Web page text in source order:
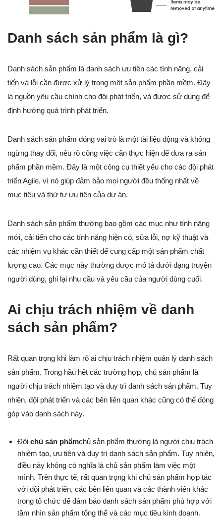
Danh sách sản phẩm là gì?
Danh sách sản phẩm là danh sách ưu tiên các tính năng, cải
tiến và lỗi cần được xử lý trong một sản phẩm phần mềm. Đây
là nguồn yêu cầu chính cho đội phát triển, và được sử dụng để
định hướng quá trình phát triển.
Danh sách sản phẩm đóng vai trò là một tài liệu động và không
ngừng thay đổi, nêu rõ công việc cần thực hiện để đưa ra sản
phẩm phần mềm. Đây là một công cụ thiết yếu cho các đội phát
triển Agile, vì nó giúp đảm bảo mọi người đều thống nhất về
mục tiêu và thứ tự ưu tiên của dự án.
Danh sách sản phẩm thường bao gồm các mục như tính năng
mới, cải tiến cho các tính năng hiện có, sửa lỗi, nợ kỹ thuật và
các nhiệm vụ khác cần thiết để cung cấp một sản phẩm chất
lượng cao. Các mục này thường được mô tả dưới dạng truyện
người dùng, ghi lại nhu cầu và yêu cầu của người dùng cuối.
Ai chịu trách nhiệm về danh
sách sản phẩm?
Rất quan trọng khi làm rõ ai chịu trách nhiệm quản lý danh sách
sản phẩm. Trong hầu hết các trường hợp, chủ sản phẩm là
người chịu trách nhiệm tạo và duy trì danh sách sản phẩm. Tuy
nhiên, đội phát triển và các bên liên quan khác cũng có thể đóng
góp vào danh sách này.
Đội chủ sản phẩmchủ sản phẩm thường là người chịu trách
nhiệm tạo, ưu tiên và duy trì danh sách sản phẩm. Tuy nhiên,
điều này không có nghĩa là chủ sản phẩm làm việc một
mình. Trên thực tế, rất quan trọng khi chủ sản phẩm hợp tác
với đội phát triển, các bên liên quan và các thành viên khác
trong tổ chức để đảm bảo danh sách sản phẩm phù hợp với
tầm nhìn sản phẩm tổng thể và các mục tiêu kinh doanh.